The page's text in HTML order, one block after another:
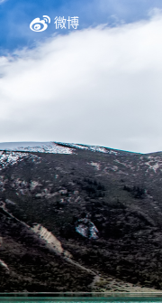
微博